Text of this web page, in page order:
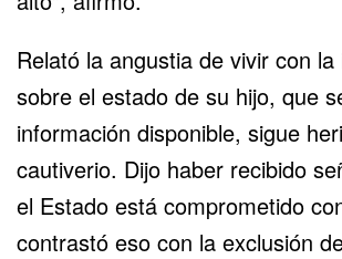
Relató la angustia de vivir con
sobre el estado de su hijo, que
información disponible, sigue
cautiverio. Dijo haber recibido
el Estado está comprometido
contrastó eso con la exclusión